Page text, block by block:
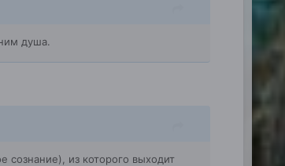
душа.
сознание), из которого выходит